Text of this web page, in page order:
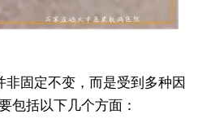
固定不变，而是受到多种因
包括以下几个方面：